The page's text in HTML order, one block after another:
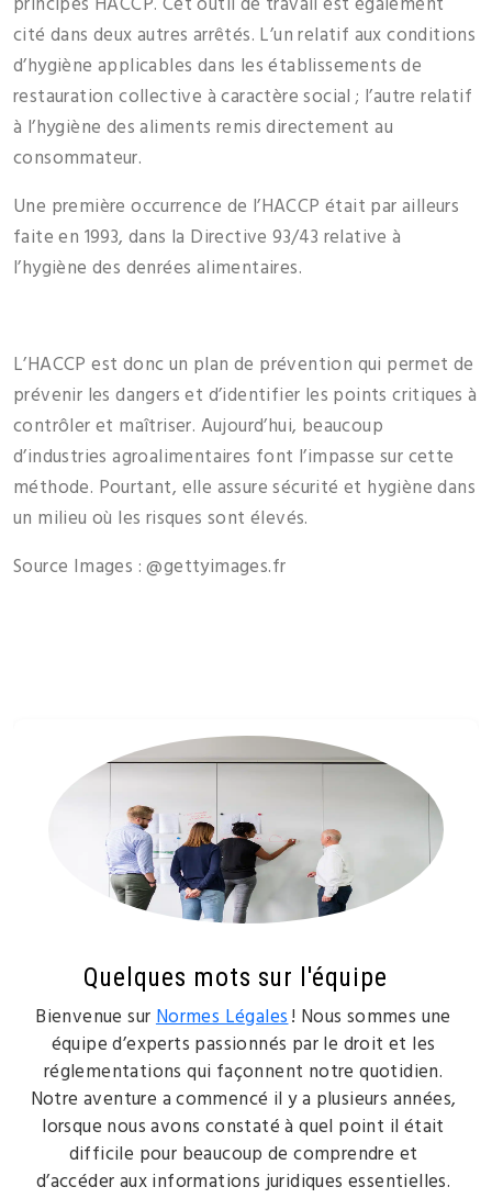
cité dans deux autres arrêtés. L’un relatif aux conditions
d’hygiène applicables dans les établissements de
restauration collective à caractère social ; l’autre relatif
à l’hygiène des aliments remis directement au
consommateur.
Une première occurrence de l’HACCP était par ailleurs
faite en 1993, dans la Directive 93/43 relative à
l’hygiène des denrées alimentaires.
L’HACCP est donc un plan de prévention qui permet de
prévenir les dangers et d’identifier les points critiques à
contrôler et maîtriser. Aujourd’hui, beaucoup
d’industries agroalimentaires font l’impasse sur cette
méthode. Pourtant, elle assure sécurité et hygiène dans
un milieu où les risques sont élevés.
Source Images : @gettyimages.fr
Quelques mots sur l'équipe
Bienvenue surNormes Légales! Nous sommes une
équipe d’experts passionnés par le droit et les
réglementations qui façonnent notre quotidien.
Notre aventure a commencé il y a plusieurs années,
lorsque nous avons constaté à quel point il était
difficile pour beaucoup de comprendre et
d’accéder aux informations juridiques essentielles.